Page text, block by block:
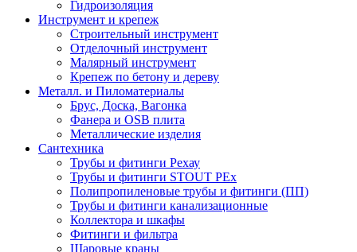
Гидроизоляция
Инструмент и крепеж
Строительный инструмент
Отделочный инструмент
Малярный инструмент
Крепеж по бетону и дереву
Металл. и Пиломатериалы
Брус, Доска, Вагонка
Фанера и OSB плита
Металлические изделия
Сантехника
Трубы и фитинги Рехау
Трубы и фитинги STOUT PEx
Полипропиленовые трубы и фитинги (ПП)
Трубы и фитинги канализационные
Коллектора и шкафы
Фитинги и фильтра
Шаровые краны